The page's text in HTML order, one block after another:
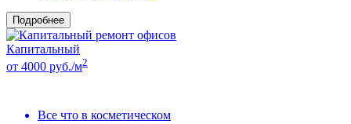
Подробнее
Капитальный
от 4000 руб./м2
Все что в косметическом